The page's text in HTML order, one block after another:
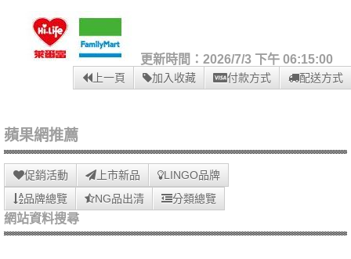
更新時間：2026/7/3 下午 06:15:00
上一頁 加入收藏 付款方式 配送方式
蘋果網推薦
促銷活動 上市新品
LINGO品牌
品牌總覽
NG品出清 分類總覽
網站資料搜尋